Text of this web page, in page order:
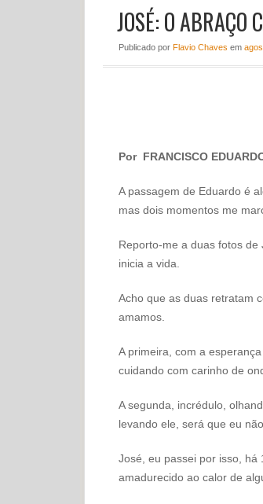
JOSÉ: O ABRAÇO
Publicado por Flavio Chaves em
Por FRANCISCO
A passagem de Eduardo é
mas dois momentos me
Reporto-me a duas fotos
inicia a vida.
Acho que as duas retratam
amamos.
A primeira, com a
cuidando com carinho de
A segunda, incrédulo,
levando ele, será que eu
José, eu passei por isso, há
amadurecido ao calor de